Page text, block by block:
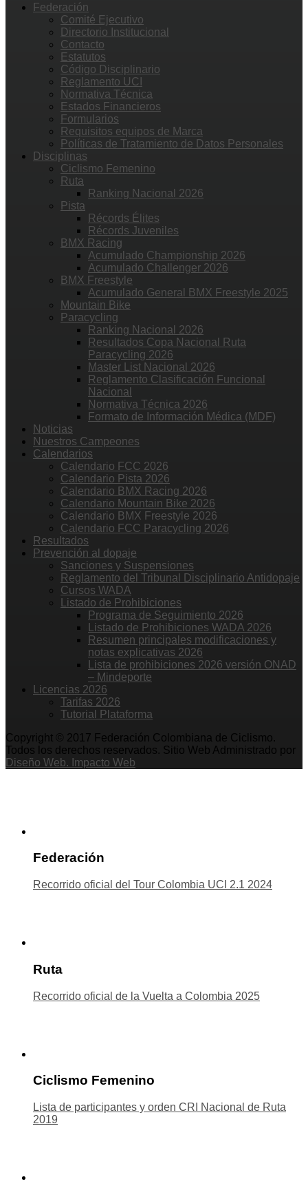
Federación
Comité Ejecutivo
Directorio Institucional
Contacto
Estatutos
Código Disciplinario
Reglamento UCI
Normativa Técnica
Estados Financieros
Formularios
Requisitos equipos de Marca
Políticas de Tratamiento de Datos Personales
Disciplinas
Ciclismo Femenino
Ruta
Ranking Nacional 2026
Pista
Récords Élites
Récords Juveniles
BMX Racing
Acumulado Championship 2026
Acumulado Challenger 2026
BMX Freestyle
Acumulado General BMX Freestyle 2025
Mountain Bike
Paracycling
Ranking Nacional 2026
Resultados Copa Nacional Ruta
Paracycling 2026
Master List Nacional 2026
Reglamento Clasificación Funcional
Nacional
Normativa Técnica 2026
Formato de Información Médica (MDF)
Noticias
Nuestros Campeones
Calendarios
Calendario FCC 2026
Calendario Pista 2026
Calendario BMX Racing 2026
Calendario Mountain Bike 2026
Calendario BMX Freestyle 2026
Calendario FCC Paracycling 2026
Resultados
Prevención al dopaje
Sanciones y Suspensiones
Reglamento del Tribunal Disciplinario Antidopaje
Cursos WADA
Listado de Prohibiciones
Programa de Seguimiento 2026
Listado de Prohibiciones WADA 2026
Resumen principales modificaciones y
notas explicativas 2026
Lista de prohibiciones 2026 versión ONAD
– Mindeporte
Licencias 2026
Tarifas 2026
Tutorial Plataforma
Copyright © 2017 Federación Colombiana de Ciclismo.
Todos los derechos reservados. Sitio Web Administrado por
Diseño Web. Impacto Web
Federación
Recorrido oficial del Tour Colombia UCI 2.1 2024
Ruta
Recorrido oficial de la Vuelta a Colombia 2025
Ciclismo Femenino
Lista de participantes y orden CRI Nacional de Ruta
2019